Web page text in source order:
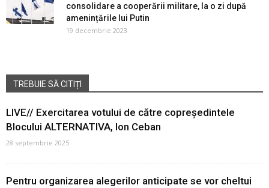
consolidare a cooperării militare, la o zi după
amenințările lui Putin
19 decembrie 2023
TREBUIE SĂ CITIȚI
LIVE// Exercitarea votului de către copreședintele
Blocului ALTERNATIVA, Ion Ceban
28 septembrie 2025
Pentru organizarea alegerilor anticipate se vor cheltui